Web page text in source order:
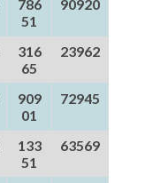
786
51
90920
316
65
23962
909
01
72945
133
51
63569